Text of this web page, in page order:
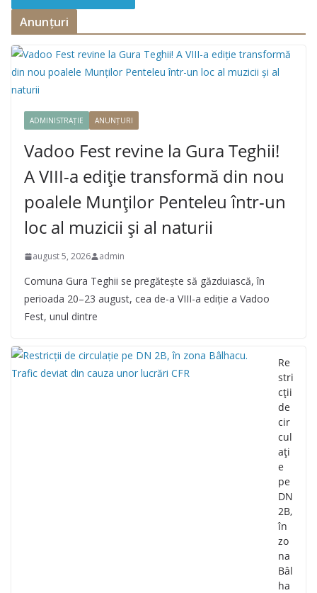
Anunțuri
ADMINISTRAȚIE ANUNȚURI
Vadoo Fest revine la Gura Teghii!
A VIII-a ediție transformă din nou
poalele Munților Penteleu într-un
loc al muzicii și al naturii
august 5, 2026 admin
Comuna Gura Teghii se pregătește să găzduiască, în
perioada 20–23 august, cea de-a VIII-a ediție a Vadoo
Fest, unul dintre
Re
stri
cții
de
cir
cul
ați
e
pe
DN
2B,
în
zo
na
Bâl
ha